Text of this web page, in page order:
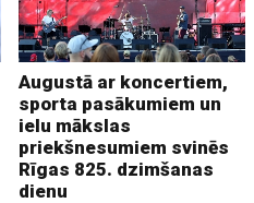
Augustā ar koncertiem,
sporta pasākumiem un
ielu mākslas
priekšnesumiem svinēs
Rīgas 825. dzimšanas
dienu